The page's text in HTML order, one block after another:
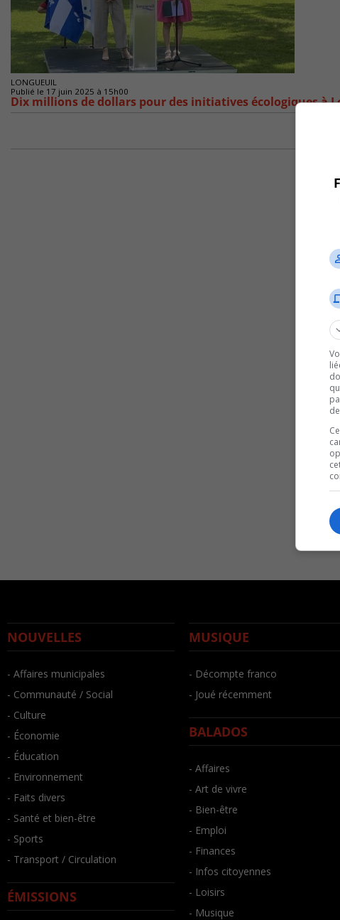
LONGUEUIL
Publié le 17 juin 2025 à 15h00
Dix millions de dollars pour des initiatives écologiques à
NOUVELLES
- Affaires municipales
- Communauté / Social
- Culture
- Économie
- Éducation
- Environnement
- Faits divers
- Santé et bien-être
- Sports
- Transport / Circulation
ÉMISSIONS
MUSIQUE
- Décompte franco
- Joué récemment
BALADOS
- Affaires
- Art de vivre
- Bien-être
- Emploi
- Finances
- Infos citoyennes
- Loisirs
- Musique